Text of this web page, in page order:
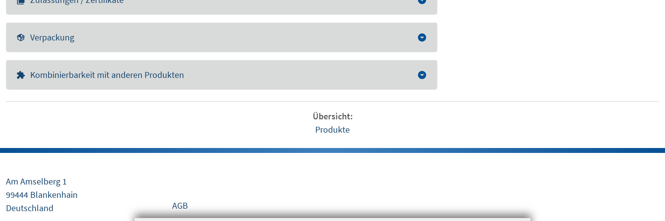
Verpackung
Kombinierbarkeit mit anderen Produkten
Übersicht:
Produkte
Am Amselberg 1
99444 Blankenhain
Deutschland
AGB